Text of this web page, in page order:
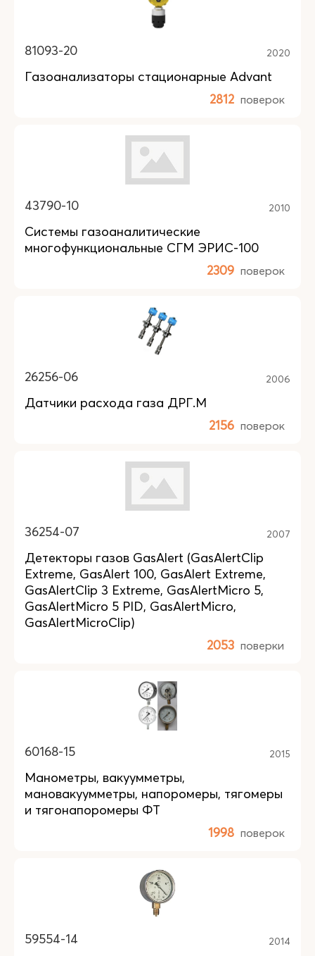
81093-20 2020
Газоанализаторы стационарные Advant
2812 поверок
43790-10 2010
Системы газоаналитические
многофункциональные СГМ ЭРИС-100
2309 поверок
26256-06 2006
Датчики расхода газа ДРГ.М
2156 поверок
36254-07 2007
Детекторы газов GasAlert (GasAlertClip
Extreme, GasAlert 100, GasAlert Extreme,
GasAlertClip 3 Extreme, GasAlertMicro 5,
GasAlertMicro 5 PID, GasAlertMicro,
GasAlertMicroClip)
2053 поверки
60168-15 2015
Манометры, вакуумметры,
мановакуумметры, напоромеры, тягомеры
и тягонапоромеры ФТ
1998 поверок
59554-14 2014